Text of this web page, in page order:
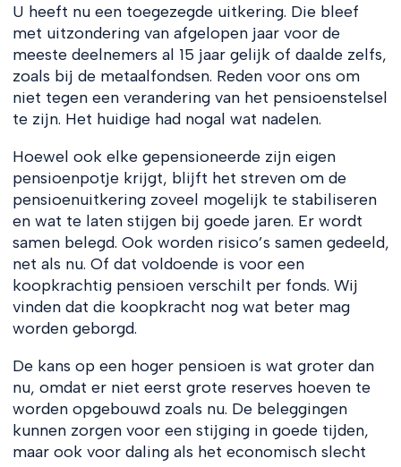
U heeft nu een toegezegde uitkering. Die bleef
met uitzondering van afgelopen jaar voor de
meeste deelnemers al 15 jaar gelijk of daalde zelfs,
zoals bij de metaalfondsen. Reden voor ons om
niet tegen een verandering van het pensioenstelsel
te zijn. Het huidige had nogal wat nadelen.
Hoewel ook elke gepensioneerde zijn eigen
pensioenpotje krijgt, blijft het streven om de
pensioenuitkering zoveel mogelijk te stabiliseren
en wat te laten stijgen bij goede jaren. Er wordt
samen belegd. Ook worden risico’s samen gedeeld,
net als nu. Of dat voldoende is voor een
koopkrachtig pensioen verschilt per fonds. Wij
vinden dat die koopkracht nog wat beter mag
worden geborgd.
De kans op een hoger pensioen is wat groter dan
nu, omdat er niet eerst grote reserves hoeven te
worden opgebouwd zoals nu. De beleggingen
kunnen zorgen voor een stijging in goede tijden,
maar ook voor daling als het economisch slecht